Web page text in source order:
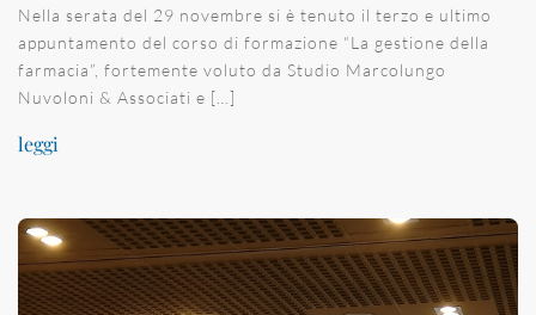
Nella serata del 29 novembre si è tenuto il terzo e ultimo
appuntamento del corso di formazione “La gestione della
farmacia”, fortemente voluto da Studio Marcolungo
Nuvoloni & Associati e […]
leggi